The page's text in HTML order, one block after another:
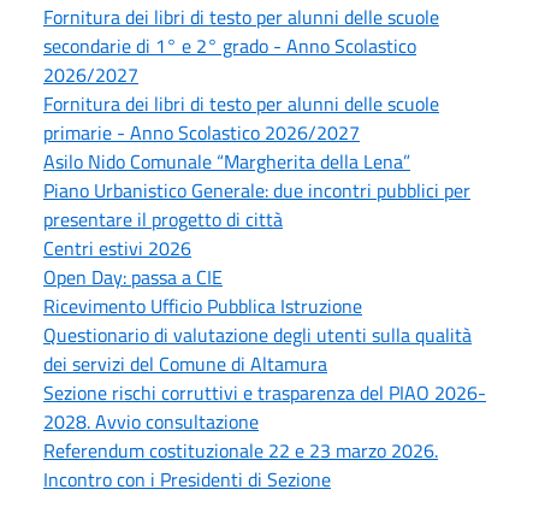
Fornitura dei libri di testo per alunni delle scuole
secondarie di 1° e 2° grado - Anno Scolastico
2026/2027
Fornitura dei libri di testo per alunni delle scuole
primarie - Anno Scolastico 2026/2027
Asilo Nido Comunale “Margherita della Lena”
Piano Urbanistico Generale: due incontri pubblici per
presentare il progetto di città
Centri estivi 2026
Open Day: passa a CIE
Ricevimento Ufficio Pubblica Istruzione
Questionario di valutazione degli utenti sulla qualità
dei servizi del Comune di Altamura
Sezione rischi corruttivi e trasparenza del PIAO 2026-
2028. Avvio consultazione
Referendum costituzionale 22 e 23 marzo 2026.
Incontro con i Presidenti di Sezione